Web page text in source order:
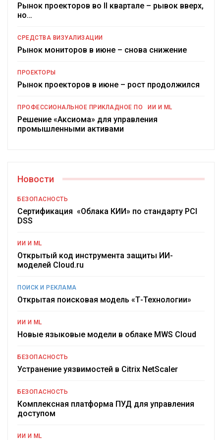
Рынок проекторов во II квартале – рывок вверх,
но…
СРЕДСТВА ВИЗУАЛИЗАЦИИ
Рынок мониторов в июне – снова снижение
ПРОЕКТОРЫ
Рынок проекторов в июне – рост продолжился
ПРОФЕССИОНАЛЬНОЕ ПРИКЛАДНОЕ ПО ИИ И ML
Решение «Аксиома» для управления
промышленными активами
Новости
БЕЗОПАСНОСТЬ
Сертификация «Облака КИИ» по стандарту PCI
DSS
ИИ И ML
Открытый код инструмента защиты ИИ-
моделей Cloud.ru
ПОИСК И РЕКЛАМА
Открытая поисковая модель «Т-Технологии»
ИИ И ML
Новые языковые модели в облаке MWS Cloud
БЕЗОПАСНОСТЬ
Устранение уязвимостей в Citrix NetScaler
БЕЗОПАСНОСТЬ
Комплексная платформа ПУД для управления
доступом
ИИ И ML